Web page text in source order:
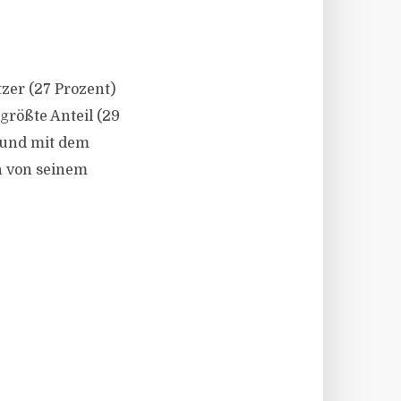
(27 Prozent)
Anteil (29
mit dem
von seinem